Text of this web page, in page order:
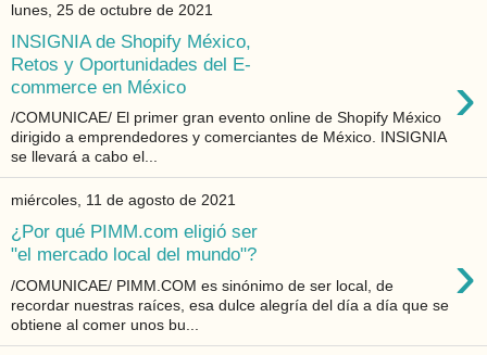
lunes, 25 de octubre de 2021
INSIGNIA de Shopify México,
Retos y Oportunidades del E-
commerce en México
›
/COMUNICAE/ El primer gran evento online de Shopify México
dirigido a emprendedores y comerciantes de México. INSIGNIA
se llevará a cabo el...
miércoles, 11 de agosto de 2021
¿Por qué PIMM.com eligió ser
"el mercado local del mundo"?
›
/COMUNICAE/ PIMM.COM es sinónimo de ser local, de
recordar nuestras raíces, esa dulce alegría del día a día que se
obtiene al comer unos bu...